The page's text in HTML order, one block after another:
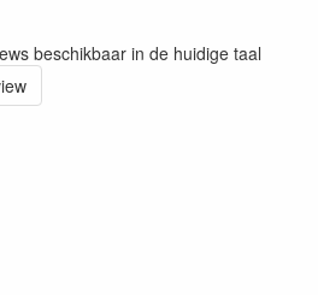
beschikbaar in de huidige taal